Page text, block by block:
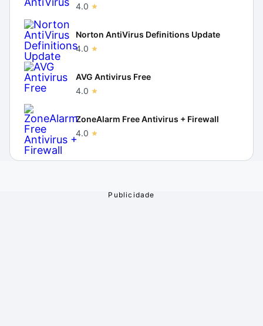
4.0
Norton AntiVirus Definitions Update
4.0
AVG Antivirus Free
4.0
ZoneAlarm Free Antivirus + Firewall
4.0